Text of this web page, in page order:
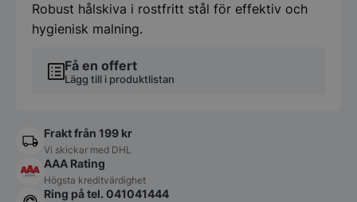
Rund
mängd
Få en offert
Lägg till i produktlistan
Robust hålskiva i rostfritt stål för effektiv och
hygienisk malning.
Frakt från 199 kr
Vi skickar med DHL
AAA Rating
Högsta kreditvärdighet
Ring på tel. 041041444